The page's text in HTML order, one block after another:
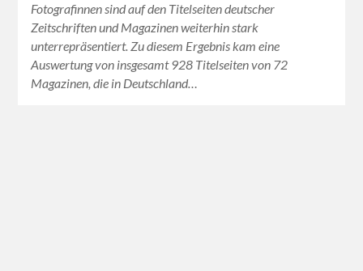
Fotografinnen sind auf den Titelseiten deutscher
Zeitschriften und Magazinen weiterhin stark
unterrepräsentiert. Zu diesem Ergebnis kam eine
Auswertung von insgesamt 928 Titelseiten von 72
Magazinen, die in Deutschland…